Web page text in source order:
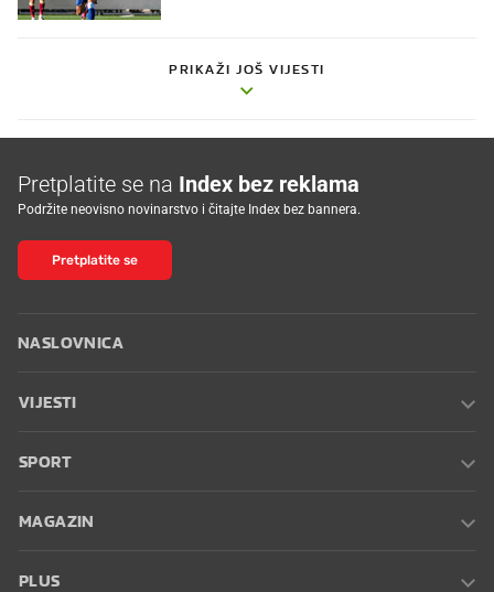
PRIKAŽI JOŠ VIJESTI
Pretplatite se na Index bez reklama
Podržite neovisno novinarstvo i čitajte Index bez bannera.
Pretplatite se
NASLOVNICA
VIJESTI
SPORT
MAGAZIN
PLUS